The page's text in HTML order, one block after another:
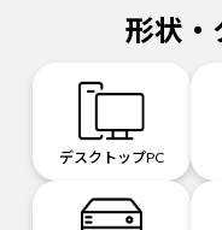
形状・
デスクトップPC